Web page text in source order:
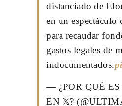
distanciado de
en un espectáculo
para recaudar
gastos legales de
indocumentados.
— ¿POR QUÉ
EN 𝕏?